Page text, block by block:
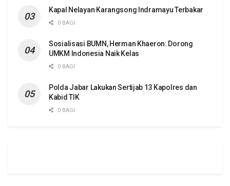
Kapal Nelayan Karangsong Indramayu Terbakar
0 BAGI
Sosialisasi BUMN, Herman Khaeron: Dorong
UMKM Indonesia Naik Kelas
0 BAGI
Polda Jabar Lakukan Sertijab 13 Kapolres dan
Kabid TIK
0 BAGI